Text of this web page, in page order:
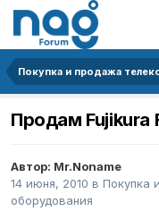
Продам Fujikura
Автор: Mr.Noname
14 июня, 2010 в Покупка
оборудования